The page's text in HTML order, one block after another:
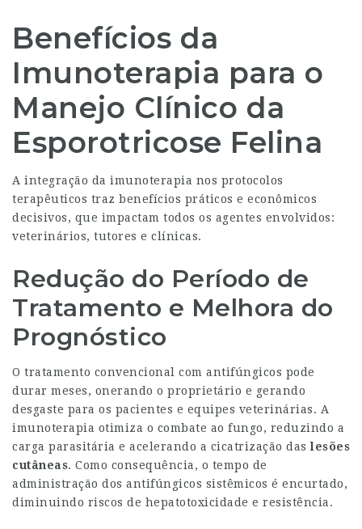
Benefícios da
Imunoterapia para o
Manejo Clínico da
Esporotricose Felina
A integração da imunoterapia nos protocolos
terapêuticos traz benefícios práticos e econômicos
decisivos, que impactam todos os agentes envolvidos:
veterinários, tutores e clínicas.
Redução do Período de
Tratamento e Melhora do
Prognóstico
O tratamento convencional com antifúngicos pode
durar meses, onerando o proprietário e gerando
desgaste para os pacientes e equipes veterinárias. A
imunoterapia otimiza o combate ao fungo, reduzindo a
carga parasitária e acelerando a cicatrização daslesões
cutâneas. Como consequência, o tempo de
administração dos antifúngicos sistêmicos é encurtado,
diminuindo riscos de hepatotoxicidade e resistência.